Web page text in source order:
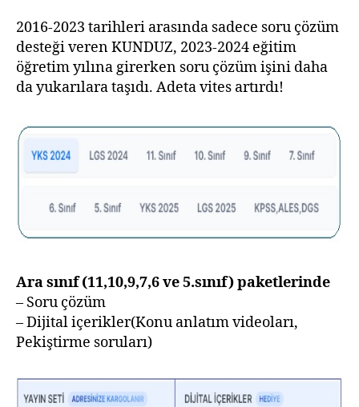
2016-2023 tarihleri arasında sadece soru çözüm
desteği veren KUNDUZ, 2023-2024 eğitim
öğretim yılına girerken soru çözüm işini daha
da yukarılara taşıdı. Adeta vites artırdı!
Ara sınıf (11,10,9,7,6 ve 5.sınıf) paketlerinde
– Soru çözüm
– Dijital içerikler(Konu anlatım videoları,
Pekiştirme soruları)